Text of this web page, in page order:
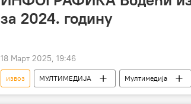
за 2024. годину
18 Март 2025, 19:46
извоз МУЛТИМЕДИЈА Мултимедија
оружје